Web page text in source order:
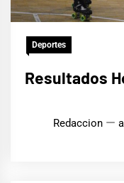
Deportes
Resultados
Redaccion